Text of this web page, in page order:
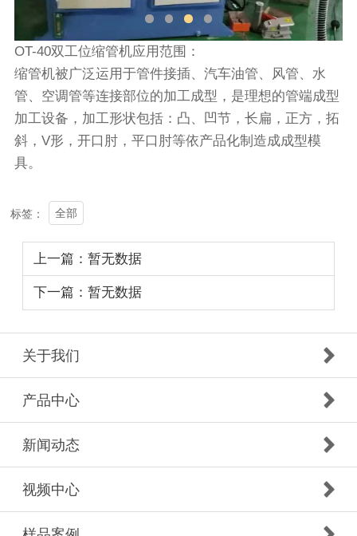
OT-40双工位缩管机应用范围：
缩管机被广泛运用于管件接插、汽车油管、风管、水
管、空调管等连接部位的加工成型，是理想的管端成型
加工设备，加工形状包括：凸、凹节，长扁，正方，拓
斜，V形，开口肘，平口肘等依产品化制造成成型模
具。
标签： 全部
上一篇：暂无数据
下一篇：暂无数据
关于我们
产品中心
新闻动态
视频中心